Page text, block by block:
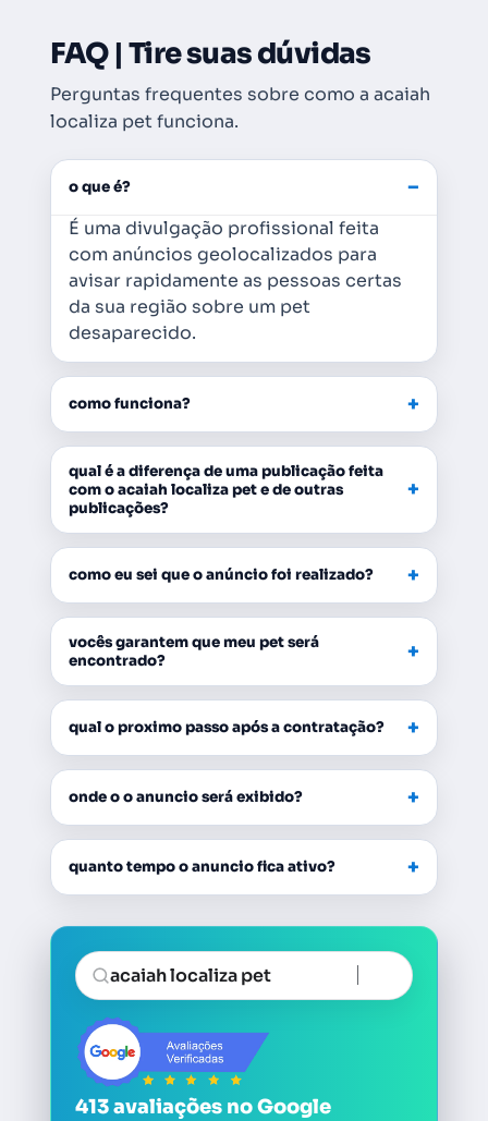
FAQ | Tire suas dúvidas
Perguntas frequentes sobre como a acaiah
localiza pet funciona.
o que é? −
É uma divulgação profissional feita
com anúncios geolocalizados para
avisar rapidamente as pessoas certas
da sua região sobre um pet
desaparecido.
como funciona? +
qual é a diferença de uma publicação feita
com o acaiah localiza pet e de outras
publicações?
+
como eu sei que o anúncio foi realizado? +
vocês garantem que meu pet será
encontrado?
+
qual o proximo passo após a contratação? +
onde o o anuncio será exibido? +
quanto tempo o anuncio fica ativo? +
acaiah localiza pet
413 avaliações no Google